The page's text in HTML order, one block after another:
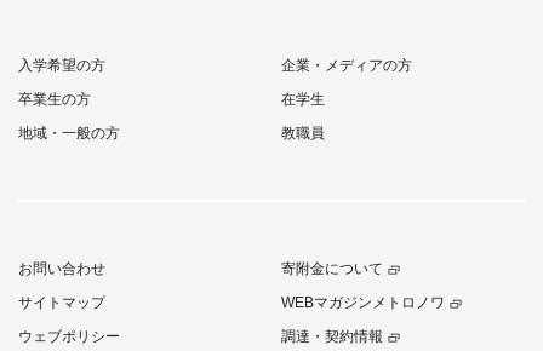
入学希望の方
卒業生の方
地域・一般の方
企業・メディアの方
在学生
教職員
お問い合わせ
サイトマップ
ウェブポリシー
寄附金について
WEBマガジンメトロノワ
調達・契約情報